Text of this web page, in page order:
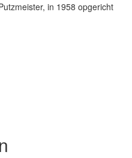
in 1958 opgericht